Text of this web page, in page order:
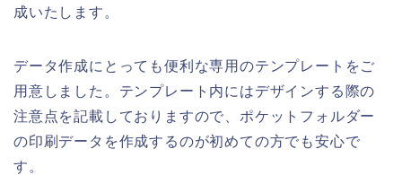
成いたします。
データ作成にとっても便利な専用のテンプレートをご
用意しました。テンプレート内にはデザインする際の
注意点を記載しておりますので、ポケットフォルダー
の印刷データを作成するのが初めての方でも安心で
す。